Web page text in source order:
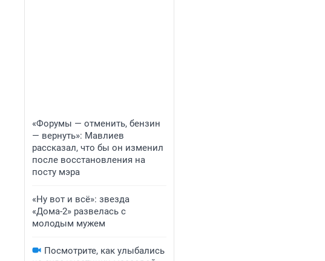
«Форумы — отменить, бензин
— вернуть»: Мавлиев
рассказал, что бы он изменил
после восстановления на
посту мэра
«Ну вот и всё»: звезда
«Дома-2» развелась с
молодым мужем
Посмотрите, как улыбались